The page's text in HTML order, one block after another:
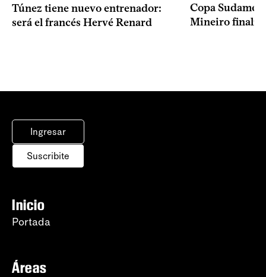
Túnez tiene nuevo entrenador:
será el francés Hervé Renard
Copa
Mineiro
Ingresar
Suscribite
Inicio
Portada
Áreas